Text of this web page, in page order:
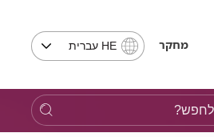
מחקר HE עברית